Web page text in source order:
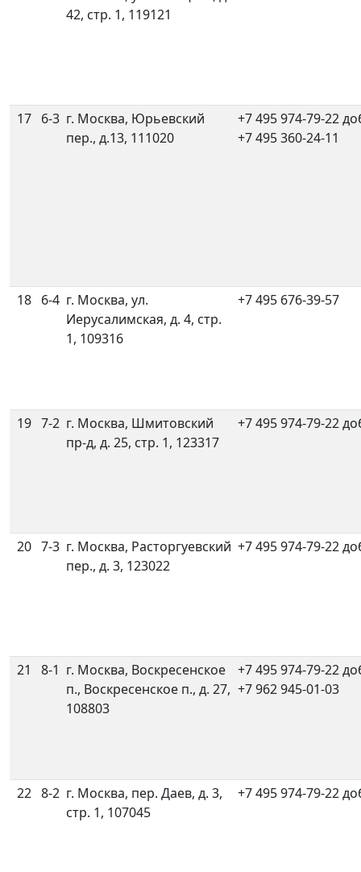
42, стр. 1, 119121
17 6-3 г. Москва, Юрьевский
пер., д.13, 111020
+7 495 974-79-22
+7 495 360-24-11
18 6-4 г. Москва, ул.
Иерусалимская, д. 4, стр.
1, 109316
+7 495 676-39-57
19 7-2 г. Москва, Шмитовский
пр-д, д. 25, стр. 1, 123317
+7 495 974-79-22
20 7-3 г. Москва, Расторгуевский
пер., д. 3, 123022
+7 495 974-79-22
21 8-1 г. Москва, Воскресенское
п., Воскресенское п., д. 27,
108803
+7 495 974-79-22
+7 962 945-01-03
22 8-2 г. Москва, пер. Даев, д. 3,
стр. 1, 107045
+7 495 974-79-22